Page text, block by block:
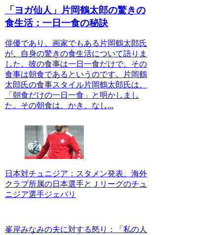
「ヨガ仙人」片岡鶴太郎の驚きの
食生活：一日一食の秘訣
俳優であり、画家でもある片岡鶴太郎氏
が、自身の驚きの食生活について語りま
した。彼の食事は一日一食だけで、その
食事は朝食であるというのです。片岡鶴
太郎氏の食事スタイル片岡鶴太郎氏は、
「朝食だけの一日一食」と明かしまし
た。その朝食は、かき、なし...
日本対チュニジア：スタメン発表、海外
クラブ所属の日本選手とＪリーグのチュ
ニジア選手ジェバリ
峯岸みなみの夫に対する怒り：「私の人